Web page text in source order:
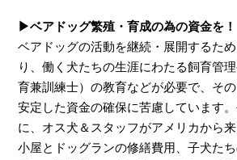
▶ベアドッグ繁殖・育成の為の資金を！
ベアドッグの活動を継続・展開するた
り、働く犬たちの生涯にわたる飼育管
育兼訓練士）の教育などが必要で、そ
安定した資金の確保に苦慮しています
に、オス犬＆スタッフがアメリカから
小屋とドッグランの修繕費用、子犬た